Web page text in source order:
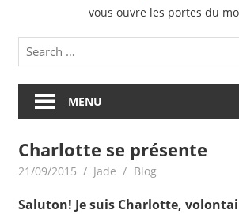
vous ouvre les portes du
MENU
Charlotte se présente
21/09/2015 Jade Blog
Saluton! Je suis Charlotte,